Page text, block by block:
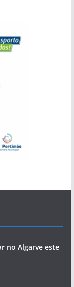
no Algarve este